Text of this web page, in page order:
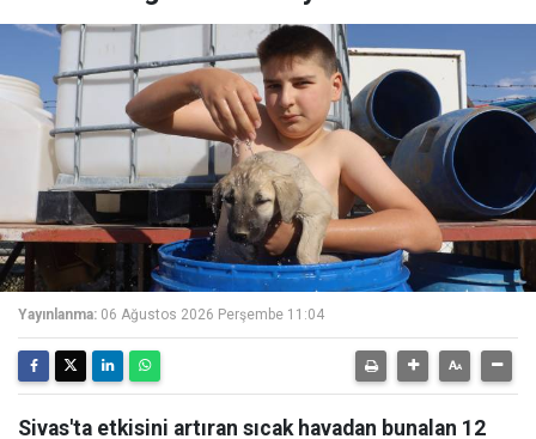
Yayınlanma: 06 Ağustos 2026 Perşembe 11:04
Sivas'ta etkisini artıran sıcak havadan bunalan 12